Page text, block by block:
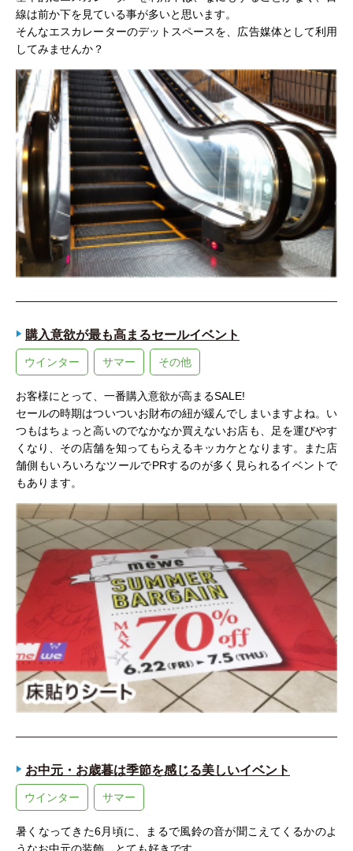
線は前か下を見ている事が多いと思います。
そんなエスカレーターのデットスペースを、広告媒体として利用
してみませんか？
購入意欲が最も高まるセールイベント
ウインター サマー その他
お客様にとって、一番購入意欲が高まるSALE!
セールの時期はついついお財布の紐が緩んでしまいますよね。い
つもはちょっと高いのでなかなか買えないお店も、足を運びやす
くなり、その店舗を知ってもらえるキッカケとなります。また店
舗側もいろいろなツールでPRするのが多く見られるイベントで
もあります。
お中元・お歳暮は季節を感じる美しいイベント
ウインター サマー
暑くなってきた6月頃に、まるで風鈴の音が聞こえてくるかのよ